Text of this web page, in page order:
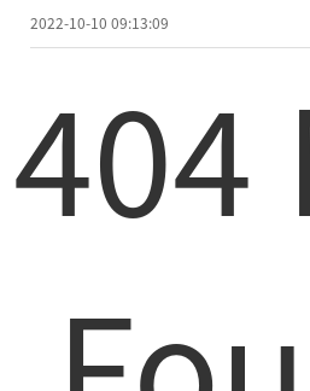
2022-10-10 09:13:09
404